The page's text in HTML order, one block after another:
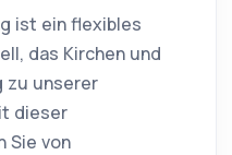
ist ein flexibles
das Kirchen und
zu unserer
dieser
Sie von